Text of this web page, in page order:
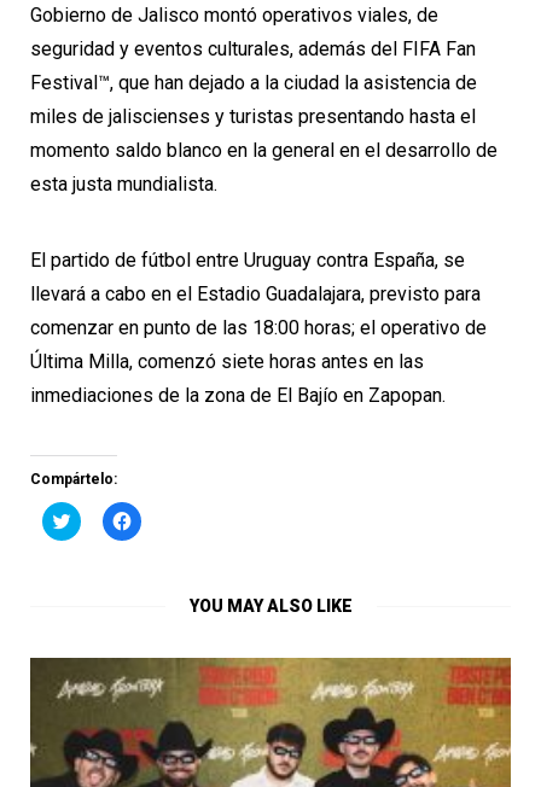
Gobierno de Jalisco montó operativos viales, de
seguridad y eventos culturales, además del FIFA Fan
Festival™, que han dejado a la ciudad la asistencia de
miles de jaliscienses y turistas presentando hasta el
momento saldo blanco en la general en el desarrollo de
esta justa mundialista.
El partido de fútbol entre Uruguay contra España, se
llevará a cabo en el Estadio Guadalajara, previsto para
comenzar en punto de las 18:00 horas; el operativo de
Última Milla, comenzó siete horas antes en las
inmediaciones de la zona de El Bajío en Zapopan.
Compártelo:
Haz
clic
una
ventana
nueva)
Haz
clic
Facebook
una
ventana
nueva)
YOU MAY ALSO LIKE